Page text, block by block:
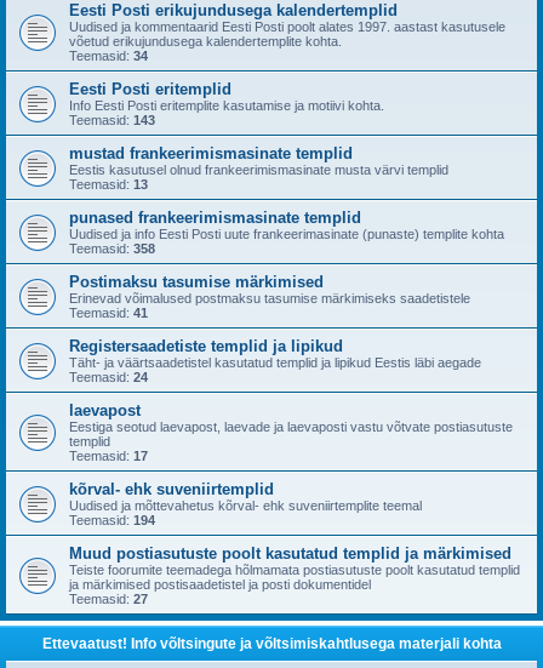
Eesti Posti erikujundusega kalendertemplid
Uudised ja kommentaarid Eesti Posti poolt alates 1997. aastast kasutusele
võetud erikujundusega kalendertemplite kohta.
Teemasid: 34
Eesti Posti eritemplid
Info Eesti Posti eritemplite kasutamise ja motiivi kohta.
Teemasid: 143
mustad frankeerimismasinate templid
Eestis kasutusel olnud frankeerimismasinate musta värvi templid
Teemasid: 13
punased frankeerimismasinate templid
Uudised ja info Eesti Posti uute frankeerimasinate (punaste) templite kohta
Teemasid: 358
Postimaksu tasumise märkimised
Erinevad võimalused postmaksu tasumise märkimiseks saadetistele
Teemasid: 41
Registersaadetiste templid ja lipikud
Täht- ja väärtsaadetistel kasutatud templid ja lipikud Eestis läbi aegade
Teemasid: 24
laevapost
Eestiga seotud laevapost, laevade ja laevaposti vastu võtvate postiasutuste
templid
Teemasid: 17
kõrval- ehk suveniirtemplid
Uudised ja mõttevahetus kõrval- ehk suveniirtemplite teemal
Teemasid: 194
Muud postiasutuste poolt kasutatud templid ja märkimised
Teiste foorumite teemadega hõlmamata postiasutuste poolt kasutatud templid
ja märkimised postisaadetistel ja posti dokumentidel
Teemasid: 27
Ettevaatust! Info võltsingute ja võltsimiskahtlusega materjali kohta